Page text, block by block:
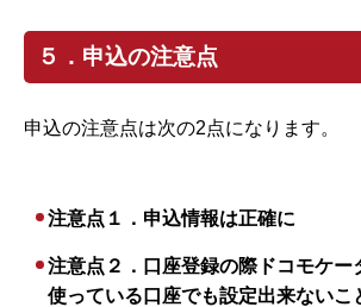
５．申込の注意点
申込の注意点は次の2点になります。
注意点１．申込情報は正確に
注意点２．口座登録の際ドコモケー
使っている口座でも設定出来ないこ